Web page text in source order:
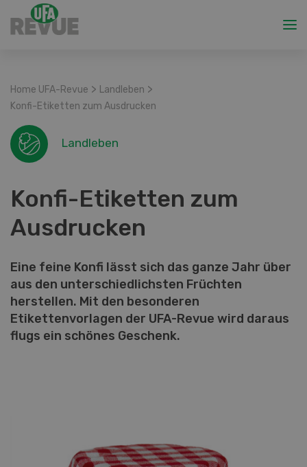
Home UFA-Revue > Landleben >
Konfi-Etiketten zum Ausdrucken
Landleben
Konfi-Etiketten zum
Ausdrucken
Eine feine Konfi lässt sich das ganze Jahr über
­aus den unterschiedlichsten Früchten
herstellen. Mit den besonderen
Etikettenvorlagen der UFA-Revue wird daraus
flugs ein schönes Geschenk.